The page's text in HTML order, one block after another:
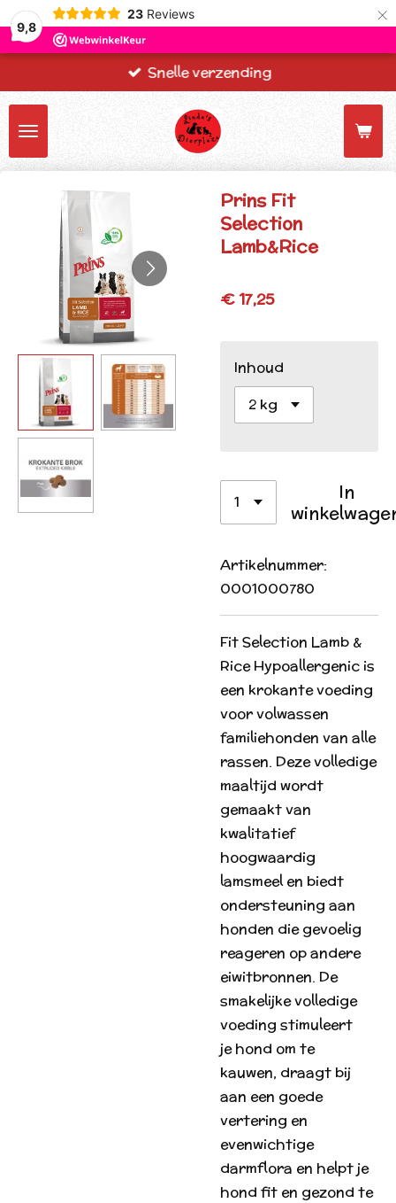
9,8
23 Reviews ×
Snelle verzending
Prins Fit
Selection
Lamb&Rice
€ 17,25
Inhoud
In
Artikelnummer:
0001000780
Fit Selection Lamb &
Rice Hypoallergenic is
een krokante voeding
voor volwassen
familiehonden van alle
rassen. Deze volledige
maaltijd wordt
gemaakt van
kwalitatief
hoogwaardig
lamsmeel en biedt
ondersteuning aan
honden die gevoelig
reageren op andere
eiwitbronnen. De
smakelijke volledige
voeding stimuleert
je hond om te
kauwen, draagt bij
aan een goede
vertering en
evenwichtige
darmflora en helpt je
hond fit en gezond te